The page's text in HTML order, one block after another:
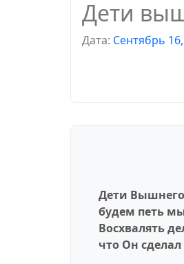
Дети
Дата: Сентябрь
Дети
будем петь
Восхвалять
что Он